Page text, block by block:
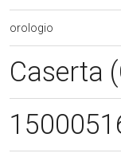
orologio
Caserta